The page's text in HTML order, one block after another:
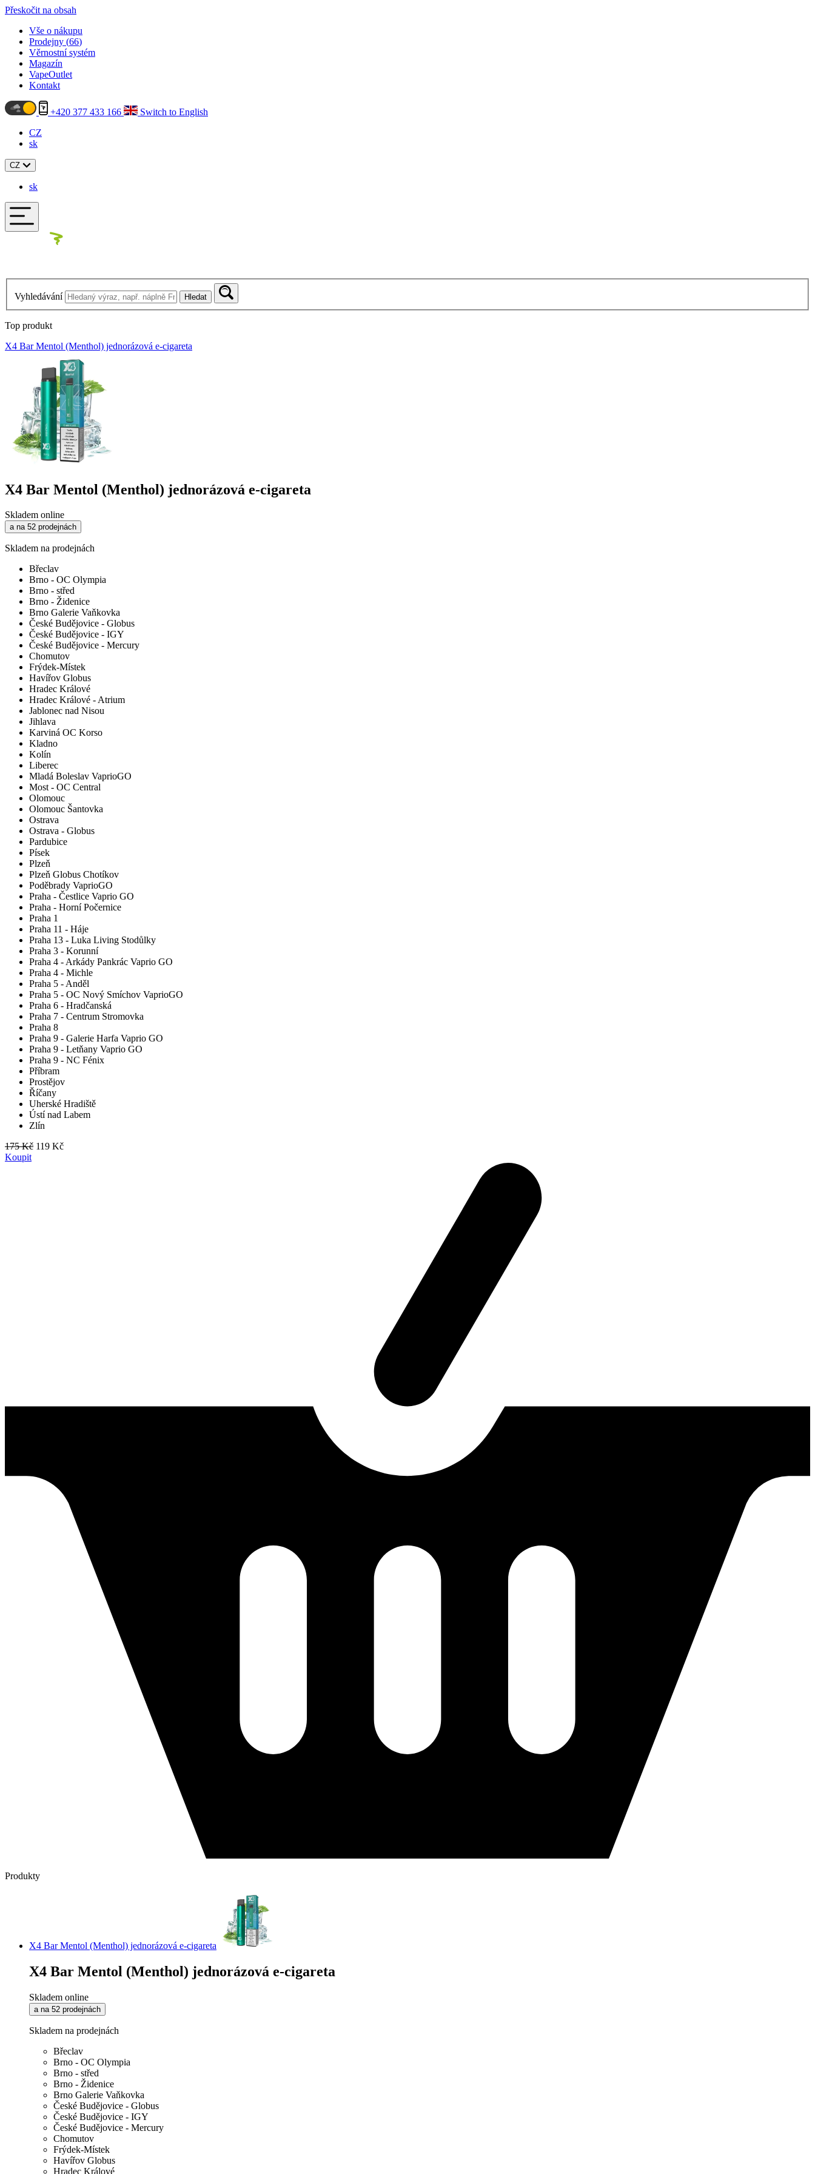
Přeskočit na obsah
Vše o nákupu
Prodejny (66)
Věrnostní systém
Magazín
VapeOutlet
Kontakt
+420 377 433 166
Switch to English
CZ
sk
CZ
sk
Vyhledávání Hledat
Top produkt
X4 Bar Mentol (Menthol) jednorázová e-cigareta
X4 Bar Mentol (Menthol) jednorázová e-cigareta
Skladem online
a na 52 prodejnách
Skladem na prodejnách
Břeclav
Brno - OC Olympia
Brno - střed
Brno - Židenice
Brno Galerie Vaňkovka
České Budějovice - Globus
České Budějovice - IGY
České Budějovice - Mercury
Chomutov
Frýdek-Místek
Havířov Globus
Hradec Králové
Hradec Králové - Atrium
Jablonec nad Nisou
Jihlava
Karviná OC Korso
Kladno
Kolín
Liberec
Mladá Boleslav VaprioGO
Most - OC Central
Olomouc
Olomouc Šantovka
Ostrava
Ostrava - Globus
Pardubice
Písek
Plzeň
Plzeň Globus Chotíkov
Poděbrady VaprioGO
Praha - Čestlice Vaprio GO
Praha - Horní Počernice
Praha 1
Praha 11 - Háje
Praha 13 - Luka Living Stodůlky
Praha 3 - Korunní
Praha 4 - Arkády Pankrác Vaprio GO
Praha 4 - Michle
Praha 5 - Anděl
Praha 5 - OC Nový Smíchov VaprioGO
Praha 6 - Hradčanská
Praha 7 - Centrum Stromovka
Praha 8
Praha 9 - Galerie Harfa Vaprio GO
Praha 9 - Letňany Vaprio GO
Praha 9 - NC Fénix
Příbram
Prostějov
Říčany
Uherské Hradiště
Ústí nad Labem
Zlín
175 Kč 119 Kč
Koupit
Produkty
X4 Bar Mentol (Menthol) jednorázová e-cigareta
X4 Bar Mentol (Menthol) jednorázová e-cigareta
Skladem online
a na 52 prodejnách
Skladem na prodejnách
Břeclav
Brno - OC Olympia
Brno - střed
Brno - Židenice
Brno Galerie Vaňkovka
České Budějovice - Globus
České Budějovice - IGY
České Budějovice - Mercury
Chomutov
Frýdek-Místek
Havířov Globus
Hradec Králové